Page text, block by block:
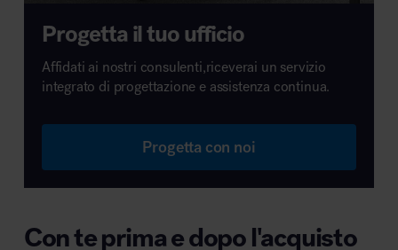
Progetta il tuo ufficio
Affidati ai nostri consulenti,riceverai un servizio
integrato di progettazione e assistenza continua.
Progetta con noi
Con te prima e dopo l'acquisto